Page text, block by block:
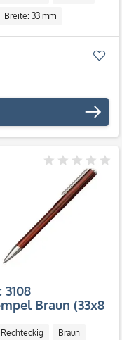
Breite: 33 mm
3108
Braun (33x8
Rechteckig Braun